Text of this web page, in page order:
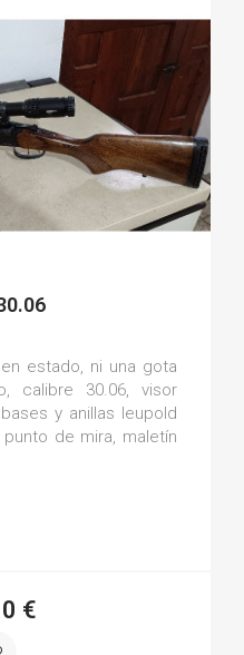
estado, ni una gota
calibre 30.06, visor
y anillas leupold
de mira, maletín
€